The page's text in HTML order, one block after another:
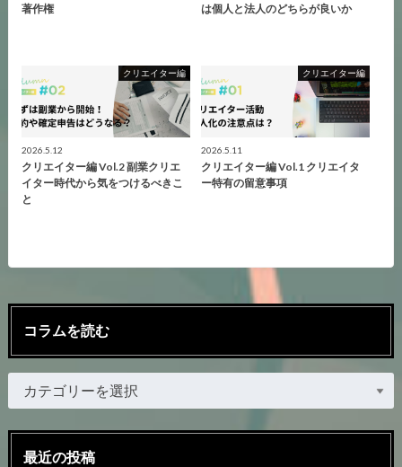
著作権
は個人と法人のどちらが良いか
クリエイター編
2026.5.12
クリエイター編 Vol.2 副業クリエ
イター時代から気をつけるべきこ
と
クリエイター編
2026.5.11
クリエイター編 Vol.1 クリエイタ
ー特有の留意事項
コラムを読む
最近の投稿